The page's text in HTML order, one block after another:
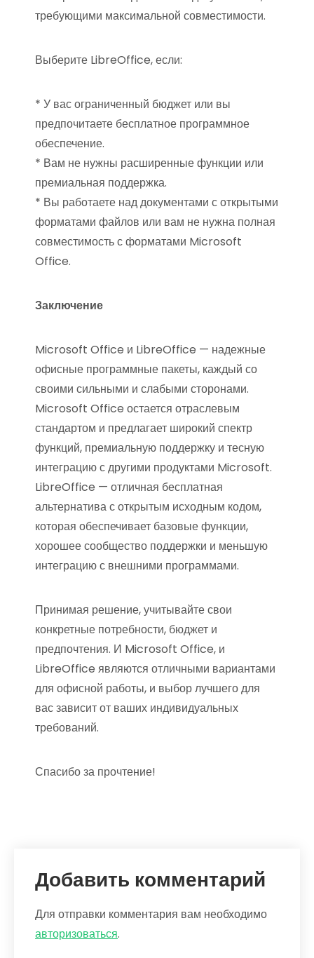
требующими максимальной совместимости.
Выберите LibreOffice, если:
* У вас ограниченный бюджет или вы
предпочитаете бесплатное программное
обеспечение.
* Вам не нужны расширенные функции или
премиальная поддержка.
* Вы работаете над документами с открытыми
форматами файлов или вам не нужна полная
совместимость с форматами Microsoft
Office.
Заключение
Microsoft Office и LibreOffice — надежные
офисные программные пакеты, каждый со
своими сильными и слабыми сторонами.
Microsoft Office остается отраслевым
стандартом и предлагает широкий спектр
функций, премиальную поддержку и тесную
интеграцию с другими продуктами Microsoft.
LibreOffice — отличная бесплатная
альтернатива с открытым исходным кодом,
которая обеспечивает базовые функции,
хорошее сообщество поддержки и меньшую
интеграцию с внешними программами.
Принимая решение, учитывайте свои
конкретные потребности, бюджет и
предпочтения. И Microsoft Office, и
LibreOffice являются отличными вариантами
для офисной работы, и выбор лучшего для
вас зависит от ваших индивидуальных
требований.
Спасибо за прочтение!
Добавить комментарий
Для отправки комментария вам необходимо
авторизоваться.